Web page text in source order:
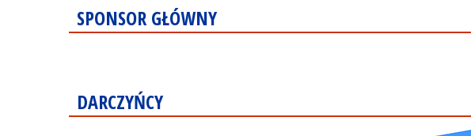
SPONSOR GŁÓWNY
DARCZYŃCY